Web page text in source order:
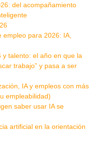
del acompañamiento
para 2026: IA,
talento: el año en que la
trabajo” y pasa a ser
IA y empleos con más
empleabilidad)
saber usar IA se
artificial en la orientación